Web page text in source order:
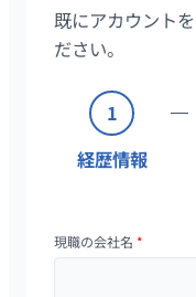
既にアカウント
ださい。
1
経歴情報
現職の会社名 *